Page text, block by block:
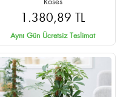
1.380,89 TL
Aynı Gün Ücretsiz Teslimat